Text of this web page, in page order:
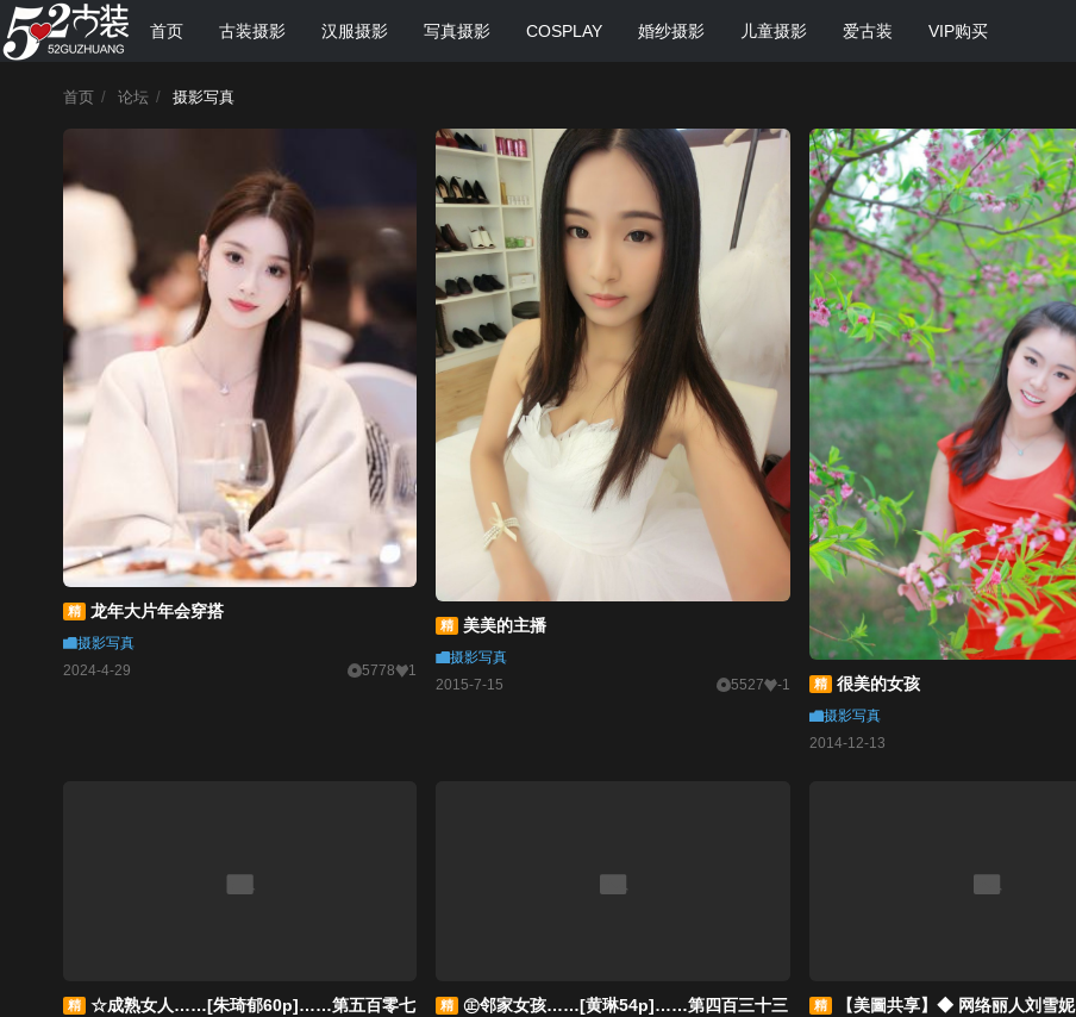
首页 古装摄影 汉服摄影 写真摄影 COSPLAY 婚纱摄影 儿童摄影 爱古装 VIP购买
首页 / 论坛 / 摄影写真
精 龙年大片年会穿搭
摄影写真
2024-4-29
5778 1
精 美美的主播
摄影写真
2015-7-15
5527 -1 精 很美的女孩
摄影写真
2014-12-13
精
☆成熟女人……[朱琦郁60p]……第五百零七
精
㊣邻家女孩……[黄琳54p]……第四百三十三
精 【美圖共享】◆ 网络丽人刘雪妮